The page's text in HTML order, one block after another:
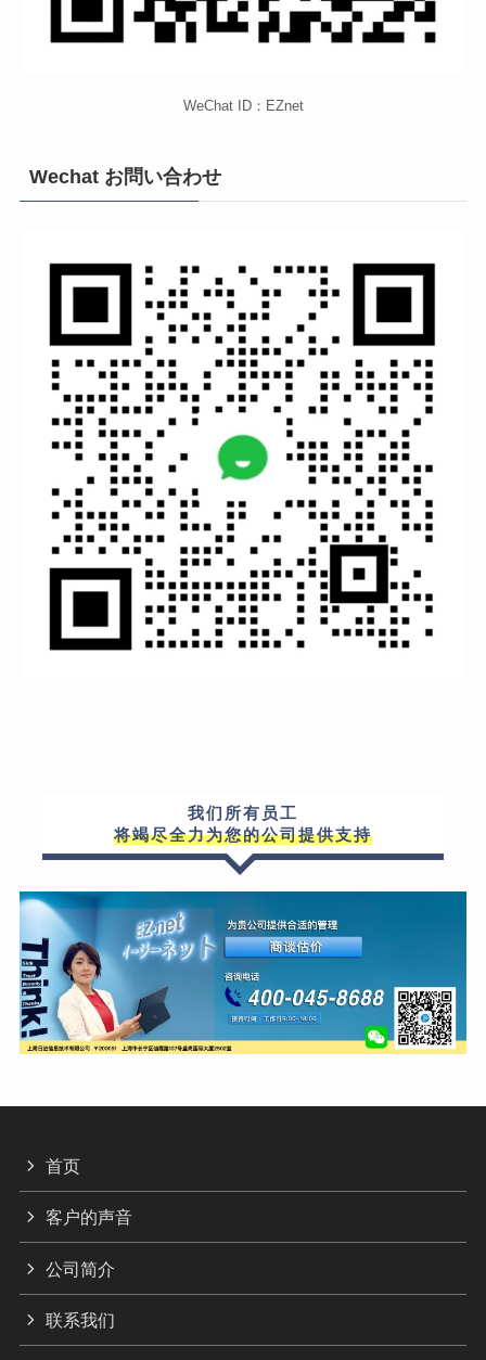
WeChat ID：EZnet
Wechat お問い合わせ
我们所有员工
将竭尽全力为您的公司提供支持
首页
客户的声音
公司简介
联系我们